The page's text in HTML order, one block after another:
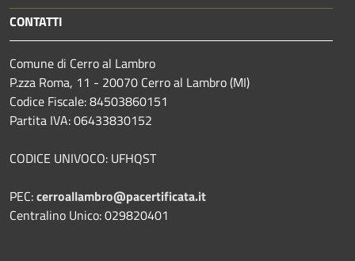
CONTATTI
Comune di Cerro al Lambro
P.zza Roma, 11 - 20070 Cerro al Lambro (MI)
Codice Fiscale: 84503860151
Partita IVA: 06433830152
CODICE UNIVOCO: UFHQST
PEC:cerroallambro@pacertificata.it
Centralino Unico: 029820401